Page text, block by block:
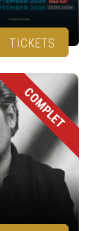
TICKETS
COMPLET